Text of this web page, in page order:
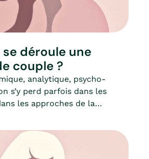
déroule une
couple ?
analytique, psycho-
s’y perd parfois dans les
les approches de la
? Combien d’approches
? Peuvent-elles se
vous propose d’y voir un peu